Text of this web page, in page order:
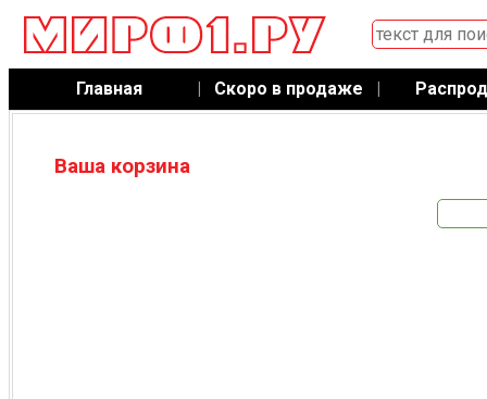
Главная | Скоро в продаже |
Ваша корзина